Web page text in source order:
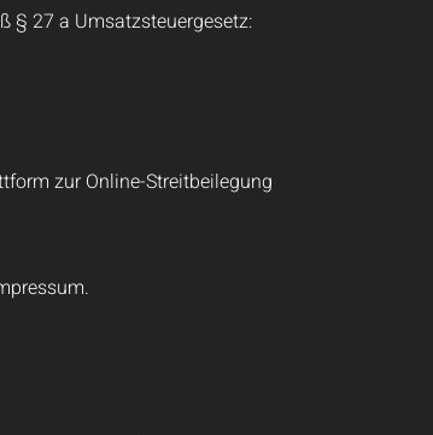
§ 27 a Umsatzsteuergesetz:
zur Online-Streitbeilegung